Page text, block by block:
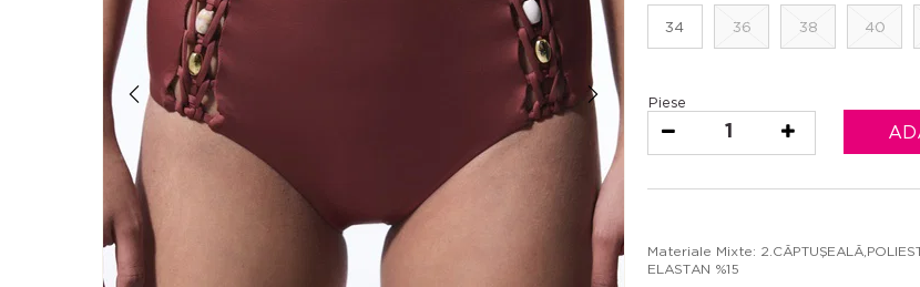
34 36 38 40
Piese
1
Materiale Mixte:
ELASTAN %15